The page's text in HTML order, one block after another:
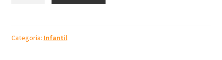
Choco
Categoria: Infantil